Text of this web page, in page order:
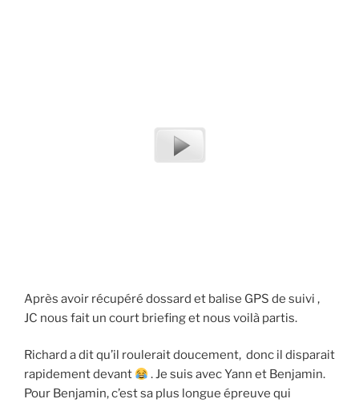
Après avoir récupéré dossard et balise GPS de suivi ,
JC nous fait un court briefing et nous voilà partis.
Richard a dit qu’il roulerait doucement, donc il disparait
rapidement devant
. Je suis avec Yann et Benjamin.
Pour Benjamin, c’est sa plus longue épreuve qui